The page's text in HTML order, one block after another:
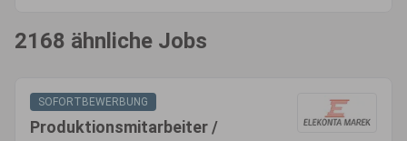
2168 ähnliche Jobs
SOFORTBEWERBUNG
Produktionsmitarbeiter /